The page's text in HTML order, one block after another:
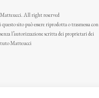
All right reserved
questo sito può essere riprodotta o trasmessa con
l’autorizzazione scritta dei proprietari dei
Matteucci